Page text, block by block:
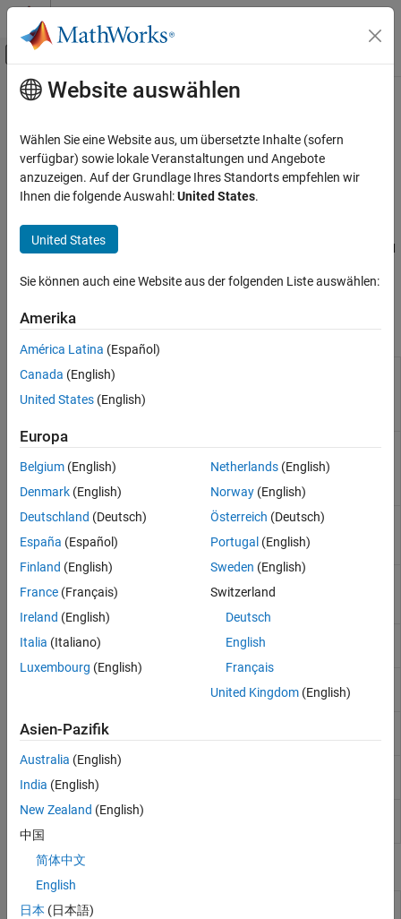
Weiter zum Inhalt
Umschaltung für Off-Canvas-
Startseite der Dokumentation
Data Import and Export
Standard File Formats
matlab.io.xml.dom Namespace
ON THIS PAGE
Classes
Version History
Hauptinhalt
matlab.io.xml.dom Namespace
Classes for creating, reading, and writing XML
Description
The matlab.io.xml.dom
reading, and writing XML files and strings following the W3C DOM
matlab.io.xml.dom.DOMWriter
matlab.io.xml.dom.EntityResolver
Abstract
base class for
entity
matlab.io.xml.dom.FileWriter
Writer that
matlab.io.xml.dom.Parser
options
matlab.io.xml.dom.ResourceIdentifier
identifier
matlab.io.xml.dom.ResourceIdentifierType
matlab.io.xml.dom.WriterConfiguration
W3C DOM
matlab.io.xml.dom.Attr
Website auswählen
Wählen Sie eine Website aus, um übersetzte Inhalte (sofern
verfügbar) sowie lokale Veranstaltungen und Angebote
anzuzeigen. Auf der Grundlage Ihres Standorts empfehlen wir
Ihnen die folgende Auswahl:United States.
United States
Sie können auch eine Website aus der folgenden Liste auswählen:
Amerika
América Latina (Español)
Canada (English)
United States (English)
Europa
Belgium (English)
Denmark (English)
Deutschland (Deutsch)
España (Español)
Finland (English)
France (Français)
Ireland (English)
Italia (Italiano)
Luxembourg (English)
Netherlands(English)
Norway(English)
Österreich (Deutsch)
Portugal (English)
Sweden (English)
Switzerland
Deutsch
English
Français
United Kingdom(English)
Asien-Pazifik
Australia (English)
India (English)
New Zealand (English)
中国
简体中文
English
日本 (日本語)